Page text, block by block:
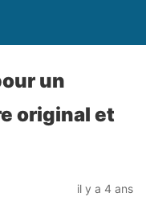
un
original et
il y a 4 ans